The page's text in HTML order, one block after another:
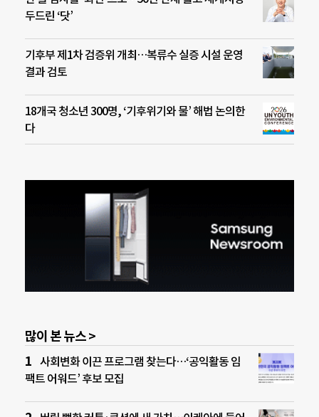
두드린 ‘닷’
기후부 제1차 검증위 개최…복류수 실증 시설 운영
결과 검토
18개국 청소년 300명, ‘기후위기와 물’ 해법 논의한
다
많이 본 뉴스 >
사회변화 이끈 프로그램 찾는다…‘공익활동 임
팩트 어워드’ 후보 모집